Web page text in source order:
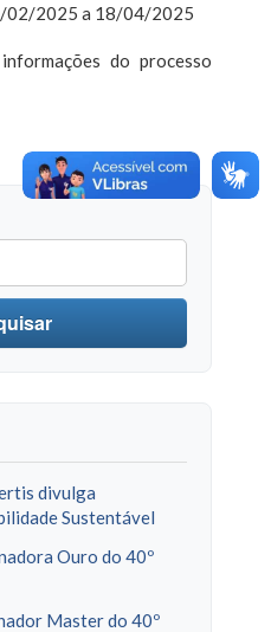
02/2025 a 18/04/2025
do processo
divulga
Sustentável
Ouro do 40º
Master do 40º